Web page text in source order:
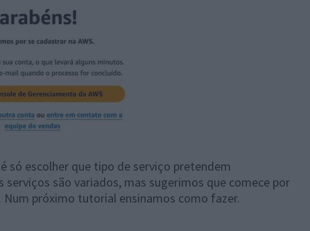
só escolher que tipo de serviço pretendem
serviços são variados, mas sugerimos que comece por
próximo tutorial ensinamos como fazer.